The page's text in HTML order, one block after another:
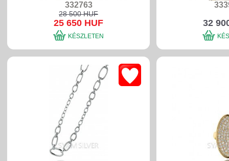
332763
28 500 HUF
25 650 HUF
KÉSZLETEN
32